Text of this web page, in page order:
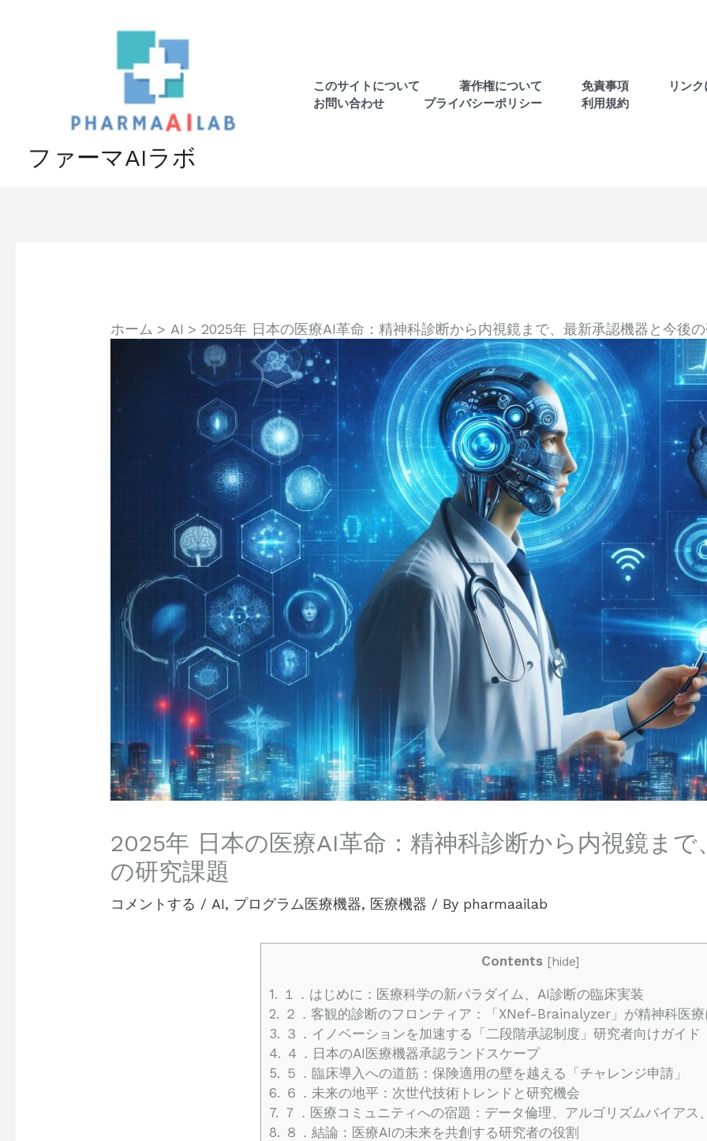
ファーマAIラボ
このサイトについて 著作権について 免責事項 リン
お問い合わせ
プライバシーポリシー 利用規約
ホーム AI 2025年 日本の医療AI革命：精神科診断から内視鏡まで、最新承認機器と今後
2025年 日本の医療AI革命：精神科診断から内視鏡まで
の研究課題
コメントする / AI, プログラム医療機器, 医療機器 / By pharmaailab
Contents [hide]
1. １．はじめに：医療科学の新パラダイム、AI診断の臨床実装
2. ２．客観的診断のフロンティア：「XNef-Brainalyzer」が精神科医
3. ３．イノベーションを加速する「二段階承認制度」研究者向けガイド
4. ４．日本のAI医療機器承認ランドスケープ
5. ５．臨床導入への道筋：保険適用の壁を越える「チャレンジ申請」
6. ６．未来の地平：次世代技術トレンドと研究機会
7. ７．医療コミュニティへの宿題：データ倫理、アルゴリズムバイアス
8. ８．結論：医療AIの未来を共創する研究者の役割